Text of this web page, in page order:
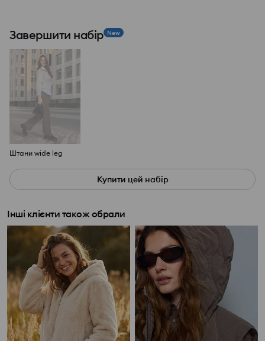
Завершити набір New
Штани wide leg
Купити цей набір
Інші клієнти також обрали